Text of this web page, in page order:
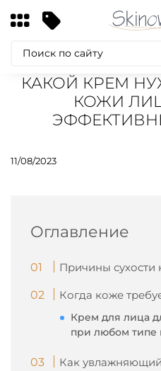
КАКОЙ КРЕМ
КОЖИ
11/08/2023
Оглавление
Причины сухости
Когда коже
Крем для лица
при любом типе
Как увлажняющий